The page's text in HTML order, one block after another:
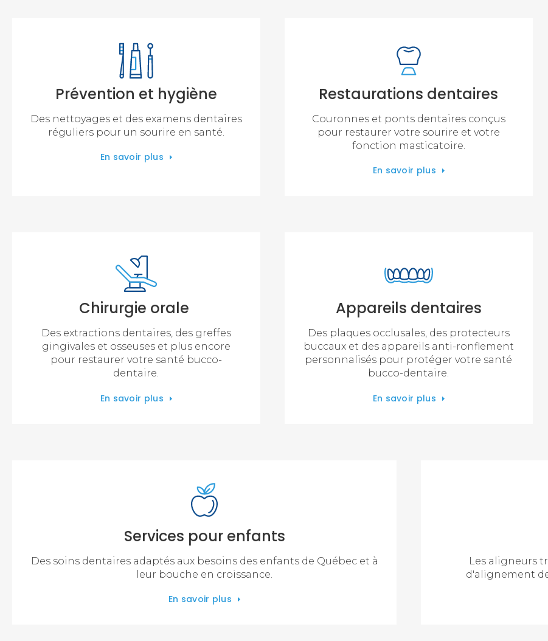
Prévention et hygiène
Des nettoyages et des examens dentaires
réguliers pour un sourire en santé.
En savoir plus
Restaurations dentaires
Couronnes et ponts dentaires conçus
pour restaurer votre sourire et votre
fonction masticatoire.
En savoir plus
Chirurgie orale
Des extractions dentaires, des greffes
gingivales et osseuses et plus encore
pour restaurer votre santé bucco-
dentaire.
En savoir plus
Appareils dentaires
Des plaques occlusales, des protecteurs
buccaux et des appareils anti-ronflement
personnalisés pour protéger votre santé
bucco-dentaire.
En savoir plus
Services pour enfants
Des soins dentaires adaptés aux besoins des enfants de Québec et à
leur bouche en croissance.
En savoir plus
Les aligneurs
d'alignement